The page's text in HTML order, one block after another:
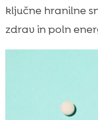
ključne hranilne
zdrav in poln